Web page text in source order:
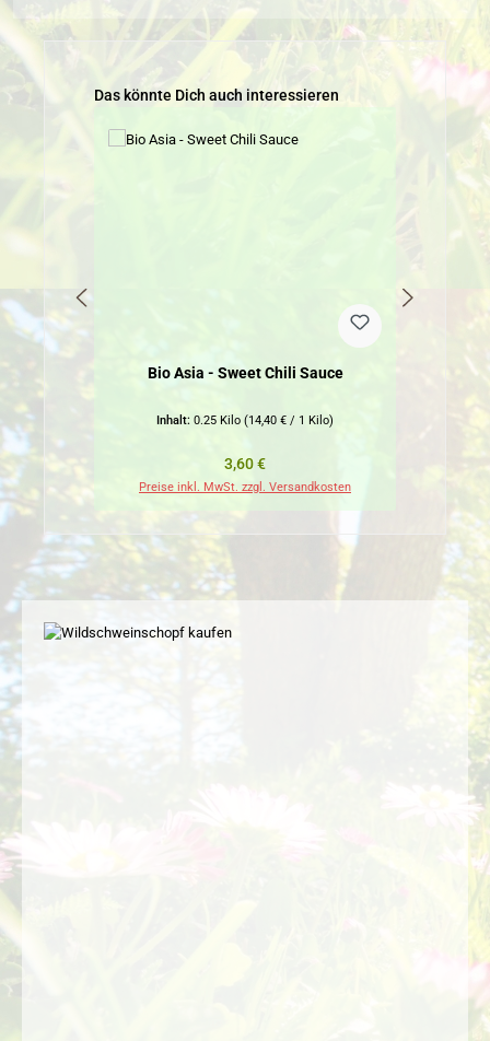
Produktgalerie überspringen
Das könnte Dich auch interessieren
Bio Asia - Sweet Chili Sauce
Inhalt: 0.25 Kilo (14,40 € / 1 Kilo)
Regulärer Preis:
3,60 €
Preise inkl. MwSt. zzgl. Versandkosten